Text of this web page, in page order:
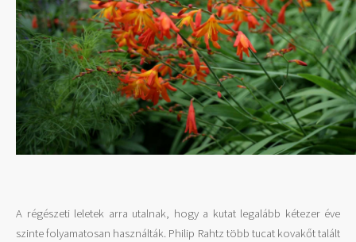
A régészeti leletek arra utalnak, hogy a kutat legalább kétezer éve
szinte folyamatosan használták. Philip Rahtz több tucat kovakőt talált